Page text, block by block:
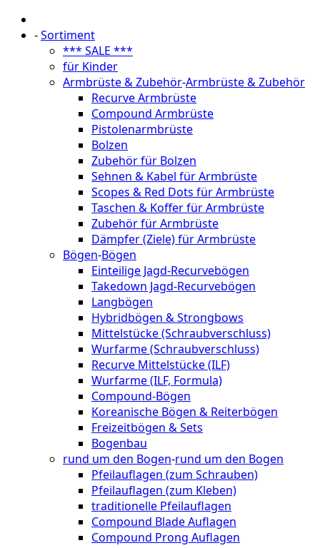
-Sortiment
*** SALE ***
für Kinder
Armbrüste & Zubehör-Armbrüste & Zubehör
Recurve Armbrüste
Compound Armbrüste
Pistolenarmbrüste
Bolzen
Zubehör für Bolzen
Sehnen & Kabel für Armbrüste
Scopes & Red Dots für Armbrüste
Taschen & Koffer für Armbrüste
Zubehör für Armbrüste
Dämpfer (Ziele) für Armbrüste
Bögen-Bögen
Einteilige Jagd-Recurvebögen
Takedown Jagd-Recurvebögen
Langbögen
Hybridbögen & Strongbows
Mittelstücke (Schraubverschluss)
Wurfarme (Schraubverschluss)
Recurve Mittelstücke (ILF)
Wurfarme (ILF, Formula)
Compound-Bögen
Koreanische Bögen & Reiterbögen
Freizeitbögen & Sets
Bogenbau
rund um den Bogen-rund um den Bogen
Pfeilauflagen (zum Schrauben)
Pfeilauflagen (zum Kleben)
traditionelle Pfeilauflagen
Compound Blade Auflagen
Compound Prong Auflagen